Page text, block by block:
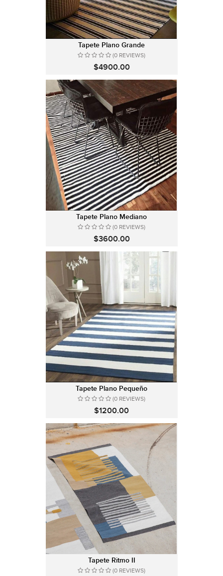
Tapete Plano Grande
(0 REVIEWS)
$4900.00
Tapete Plano Mediano
(0 REVIEWS)
$3600.00
Tapete Plano Pequeño
(0 REVIEWS)
$1200.00
Tapete Ritmo II
(0 REVIEWS)